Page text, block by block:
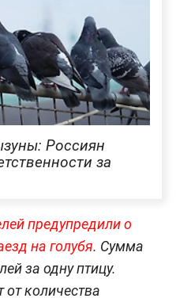
Россиян
за
предупредили о
на голубя. Сумма
за одну птицу.
количества